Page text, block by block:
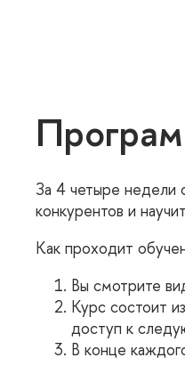
За 4 четыре недели
конкурентов и
Как проходит
ы смотрите
Курс состоит
доступ к
конце каждого